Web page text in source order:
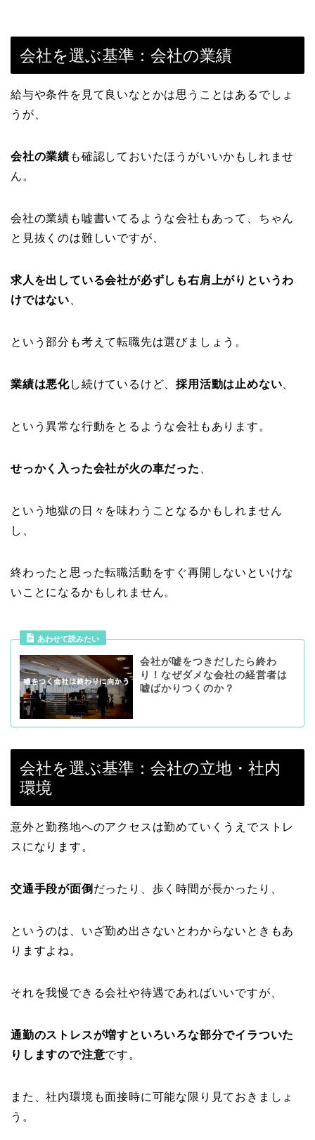
会社を選ぶ基準：会社の業績
給与や条件を見て良いなとかは思うことはあるでしょ
うが、
会社の業績 も確認しておいたほうがいいかもしれませ
ん。
会社の業績も嘘書いてるような会社もあって、ちゃん
と見抜くのは難しいですが、
求人を出している会社が必ずしも右肩上がりというわ
けではない
という部分も考えて転職先は選びましょう。
業績は悪化し続けているけど、採用活動は止めない
という異常な行動をとるような会社もあります。
せっかく入った会社が火の車だった
という地獄の日々を味わうことなるかもしれません
し、
終わったと思った転職活動をすぐ再開しないといけな
いことになるかもしれません。
あわせて読みたい
会社が嘘をつきだしたら終わ
り！なぜダメな会社の経営者は
嘘ばかりつくのか？
会社を選ぶ基準：会社の立地・社内
環境
意外と勤務地へのアクセスは勤めていくうえでストレ
スになります。
交通手段が面倒 だったり、歩く時間が長かったり、
というのは、いざ勤め出さないとわからないときもあ
りますよね。
それを我慢できる会社や待遇であればいいですが、
通勤のストレスが増すといろいろな部分でイラついた
りしますので注意です。
また、社内環境も面接時に可能な限り見ておきましょ
う。